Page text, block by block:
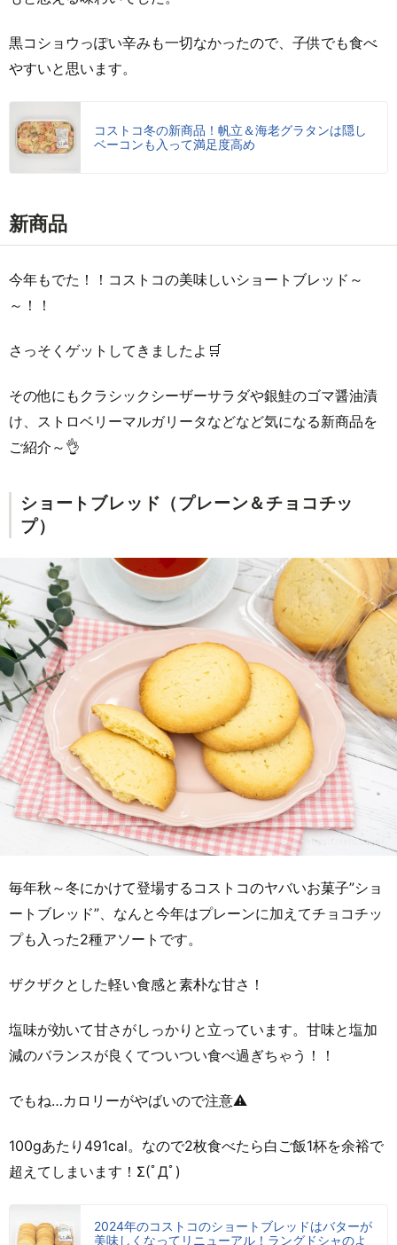
黒コショウっぽい辛みも一切なかったので、子供でも食べ
やすいと思います。
コストコ冬の新商品！帆立＆海老グラタンは隠し
ベーコンも入って満足度高め
新商品
今年もでた！！コストコの美味しいショートブレッド～
～！！
さっそくゲットしてきましたよ🛒
その他にもクラシックシーザーサラダや銀鮭のゴマ醤油漬
け、ストロベリーマルガリータなどなど気になる新商品を
ご紹介～👌
ショートブレッド（プレーン＆チョコチッ
プ）
毎年秋～冬にかけて登場するコストコのヤバいお菓子”ショ
ートブレッド”、なんと今年はプレーンに加えてチョコチッ
プも入った2種アソートです。
ザクザクとした軽い食感と素朴な甘さ！
塩味が効いて甘さがしっかりと立っています。甘味と塩加
減のバランスが良くてついつい食べ過ぎちゃう！！
でもね…カロリーがやばいので注意⚠
100gあたり491cal。なので2枚食べたら白ご飯1杯を余裕で
超えてしまいます！Σ(ﾟДﾟ)
2024年のコストコのショートブレッドはバターが
美味しくなってリニューアル！ラングドシャのよ